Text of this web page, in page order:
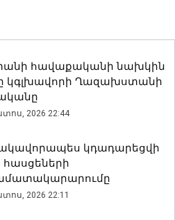
հավաքականի նախկին
կգլխավորի Ղազախստանի
2026 22:44
կդադարեցվի
հասցեների
2026 22:11